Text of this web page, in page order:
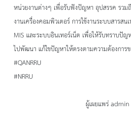
หน่วยงานต่างๆ เพื่อรับฟังปัญหา อุปสรรค รวม
งานเครื่องคอมพิวเตอร์ การใช้งานระบบสารส
MIS และระบบอินเทอร์เน็ต เพื่อให้รับทราบปั
ไปพัฒนา แก้ไขปัญหาให้ตรงตามความต้องการข
#QANRRU
#NRRU
ผู้เผยแพร่ admin